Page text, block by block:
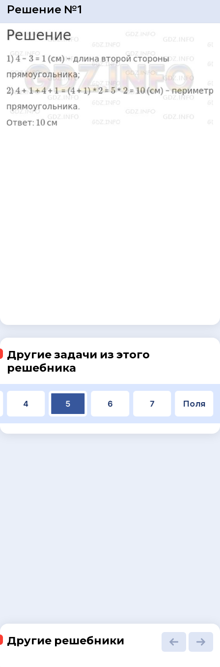
Решение №1
Другие задачи из этого
решебника
4 5 6 7 Поля
Другие решебники